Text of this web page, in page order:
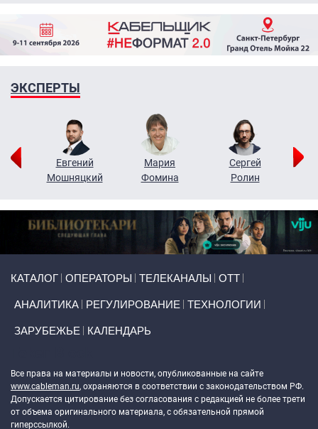
ЭКСПЕРТЫ
Евгений
Мошняцкий
Мария
Фомина
Сергей
Ролин
КАТАЛОГ ОПЕРАТОРЫ ТЕЛЕКАНАЛЫ ОТТ
АНАЛИТИКА РЕГУЛИРОВАНИЕ ТЕХНОЛОГИИ
ЗАРУБЕЖЬЕ КАЛЕНДАРЬ
Все права на материалы и новости, опубликованные на сайте
www.cableman.ru, охраняются в соответствии с законодательством РФ.
Допускается цитирование без согласования с редакцией не более трети
от объема оригинального материала, с обязательной прямой
гиперссылкой.